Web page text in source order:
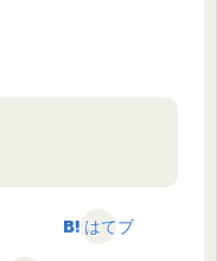
はてブ